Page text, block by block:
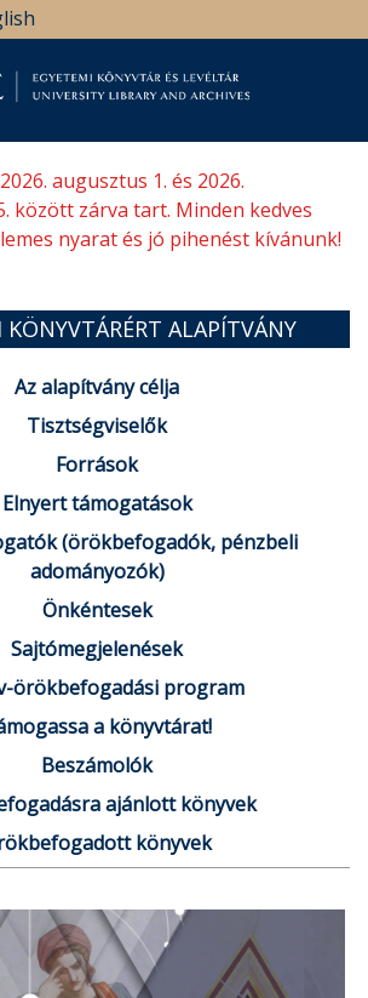
augusztus 1. és 2026.
között zárva tart. Minden kedves
nyarat és jó pihenést kívánunk!
KÖNYVTÁRÉRT ALAPÍTVÁNY
Az alapítvány célja
Tisztségviselők
Források
Elnyert támogatások
(örökbefogadók, pénzbeli
adományozók)
Önkéntesek
Sajtómegjelenések
örökbefogadási program
a könyvtárat!
Beszámolók
ajánlott könyvek
könyvek